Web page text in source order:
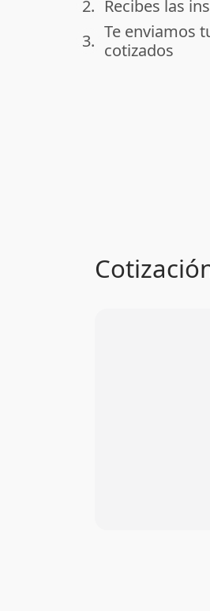
done
2. Recibes las
done
3. Te enviamos
cotizados